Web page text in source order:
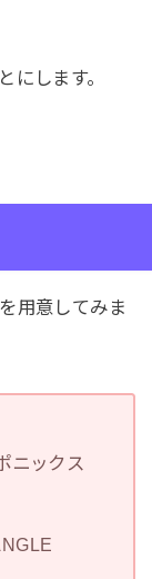
にします。
用意してみま
ニックス